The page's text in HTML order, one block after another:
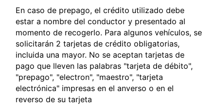
En caso de prepago, el crédito utilizado debe
estar a nombre del conductor y presentado al
momento de recogerlo. Para algunos vehículos, se
solicitarán 2 tarjetas de crédito obligatorias,
incluida una mayor. No se aceptan tarjetas de
pago que lleven las palabras "tarjeta de débito",
"prepago", "electron", "maestro", "tarjeta
electrónica" impresas en el anverso o en el
reverso de su tarjeta